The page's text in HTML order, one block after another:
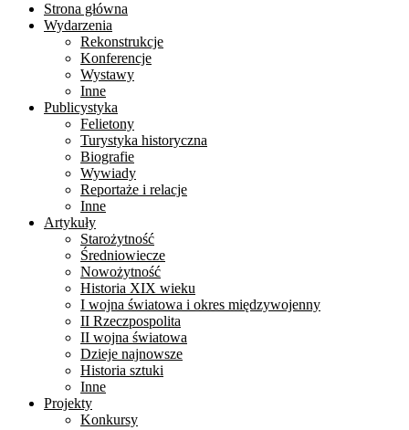
Strona główna
Wydarzenia
Rekonstrukcje
Konferencje
Wystawy
Inne
Publicystyka
Felietony
Turystyka historyczna
Biografie
Wywiady
Reportaże i relacje
Inne
Artykuły
Starożytność
Średniowiecze
Nowożytność
Historia XIX wieku
I wojna światowa i okres międzywojenny
II Rzeczpospolita
II wojna światowa
Dzieje najnowsze
Historia sztuki
Inne
Projekty
Konkursy